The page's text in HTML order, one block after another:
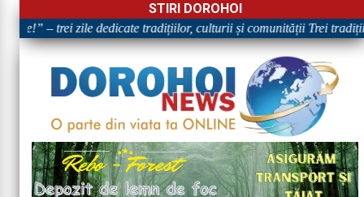
STIRI DOROHOI
– trei zile dedicate tradițiilor, culturii și comunității Trei tradiții.